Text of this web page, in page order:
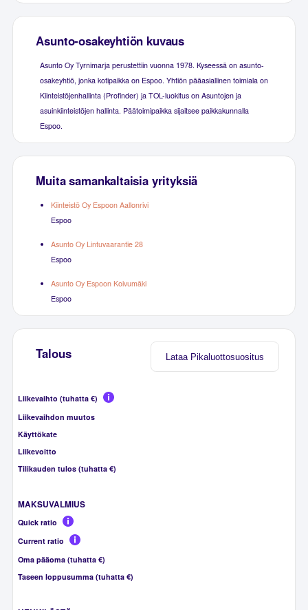
Asunto-osakeyhtiön kuvaus
Asunto Oy Tyrnimarja perustettiin vuonna 1978. Kyseessä on asunto-
osakeyhtiö, jonka kotipaikka on Espoo. Yhtiön pääasiallinen toimiala on
Kiinteistöjenhallinta (Profinder) ja TOL-luokitus on Asuntojen ja
asuinkiinteistöjen hallinta. Päätoimipaikka sijaitsee paikkakunnalla
Espoo.
Muita samankaltaisia yrityksiä
Kiinteistö Oy Espoon Aallonrivi
Espoo
Asunto Oy Lintuvaarantie 28
Espoo
Asunto Oy Espoon Koivumäki
Espoo
Lataa Pikaluottosuositus
Talous
Liikevaihto (tuhatta €)
Liikevaihdon muutos
Käyttökate
Liikevoitto
Tilikauden tulos (tuhatta €)
MAKSUVALMIUS
Quick ratio
Current ratio
Oma pääoma (tuhatta €)
Taseen loppusumma (tuhatta €)